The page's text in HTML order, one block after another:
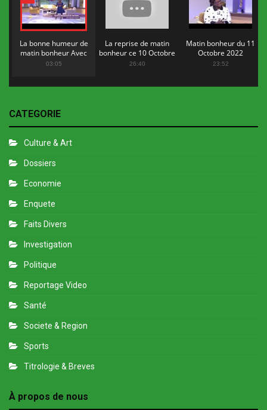
La bonne humeur de
matin bonheur Avec
Flopy Mendosa
03:05
La reprise de matin
bonheur ce 10 Octobre
2022
26:40
Matin bonheur du 11
Octobre 2022
23:52
CATEGORIE
Culture & Art
Dossiers
Economie
Enquete
Faits Divers
Investigation
Politique
Reportage Video
Santé
Societe & Region
Sports
Titrologie & Breves
À propos de nous